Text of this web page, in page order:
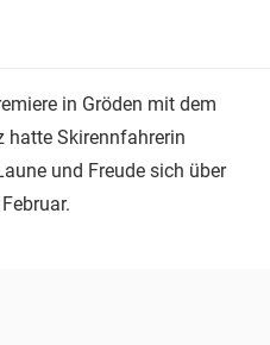
in Gröden mit dem
hatte Skirennfahrerin
und Freude sich über